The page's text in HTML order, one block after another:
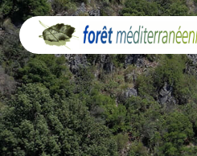
Panneau de gestion des cookies